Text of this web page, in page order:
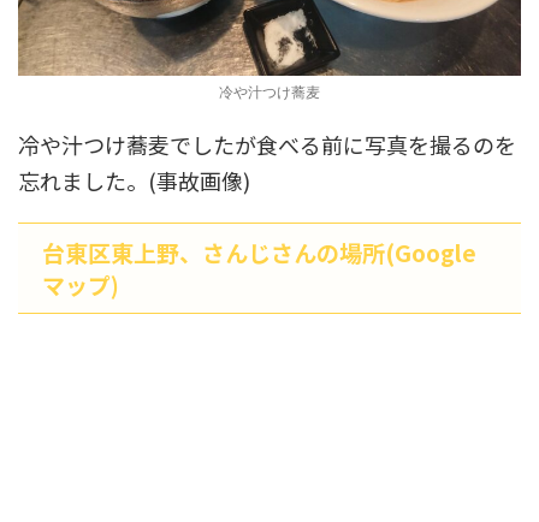
冷や汁つけ蕎麦
冷や汁つけ蕎麦でしたが食べる前に写真を撮るのを
忘れました。(事故画像)
台東区東上野、さんじさんの場所(Google
マップ)